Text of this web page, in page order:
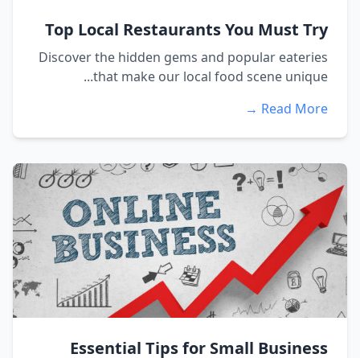
Top Local Restaurants You Must Try
Discover the hidden gems and popular eateries
that make our local food scene unique...
Read More →
Essential Tips for Small Business